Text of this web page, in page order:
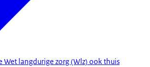
Wet langdurige zorg (Wlz) ook thuis